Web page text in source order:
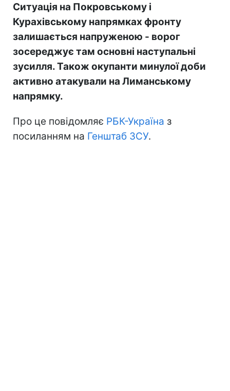
Ситуація на Покровському і
Курахівському напрямках фронту
залишається напруженою - ворог
зосереджує там основні наступальні
зусилля. Також окупанти минулої доби
активно атакували на Лиманському
напрямку.
Про це повідомляє РБК-Україна з
посиланням на Генштаб ЗСУ.